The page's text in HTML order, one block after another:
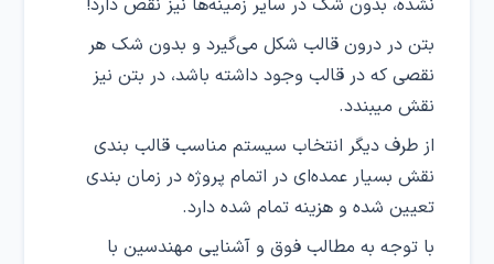
نشده، بدون شک در سایر زمینه‌ها نیز نقص دارد!
بتن در درون قالب شکل می‌گیرد و بدون شک هر
نقصی که در قالب وجود داشته باشد، در بتن نیز
نقش میبندد.
از طرف دیگر انتخاب سیستم مناسب قالب بندی
نقش بسیار عمده‌ای در اتمام پروژه در زمان بندی
تعیین شده و هزینه تمام شده دارد.
با توجه به مطالب فوق و آشنایی مهندسین با